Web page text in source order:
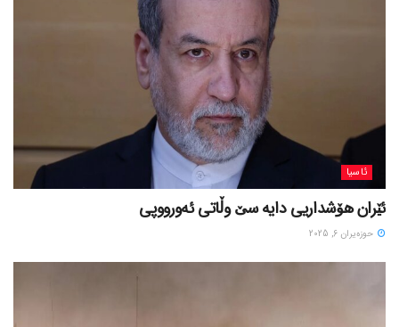
ئاسیا
ئێران هۆشداریی دایە سێ وڵاتی ئەورووپی
حوزه‌یران 6, 2025